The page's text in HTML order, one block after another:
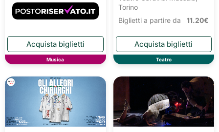
Musica
Torino
Biglietti a partire da 11.20€
Teatro